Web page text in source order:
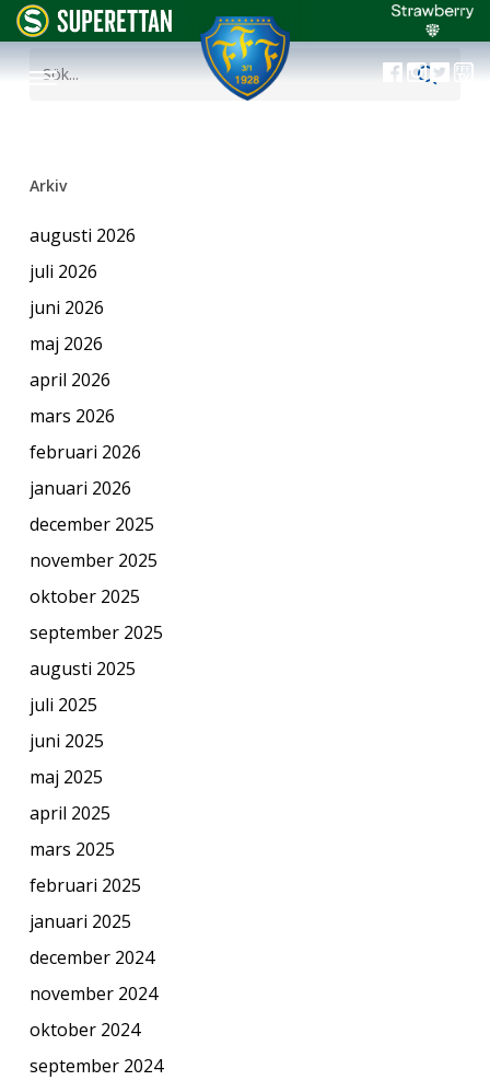
Arkiv
augusti 2026
juli 2026
juni 2026
maj 2026
april 2026
mars 2026
februari 2026
januari 2026
december 2025
november 2025
oktober 2025
september 2025
augusti 2025
juli 2025
juni 2025
maj 2025
april 2025
mars 2025
februari 2025
januari 2025
december 2024
november 2024
oktober 2024
september 2024